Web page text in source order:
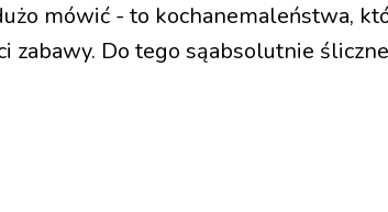
mówić - to kochanemaleństwa,
zabawy. Do tego sąabsolutnie